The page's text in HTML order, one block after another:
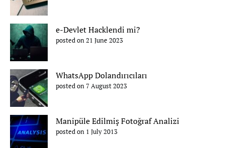
e-Devlet Hacklendi mi?
posted on 21 June 2023
WhatsApp Dolandırıcıları
posted on 7 August 2023
Manipüle Edilmiş Fotoğraf Analizi
posted on 1 July 2013